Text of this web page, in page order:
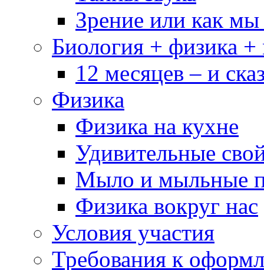
Зрение или как
Биология + физика +
12 месяцев – и
Физика
Физика на кухне
Удивительные
Мыло и мыльные
Физика вокруг нас
Условия участия
Требования к